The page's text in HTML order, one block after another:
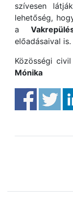
szívesen
lehetőség,
a
előadásaival is.
Közösségi
Mónika